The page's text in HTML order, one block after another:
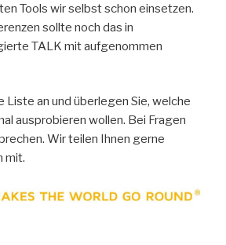
Tools wir selbst schon einsetzen.
sollte noch das in
TALK mit aufgenommen
Liste an und überlegen Sie, welche
ausprobieren wollen. Bei Fragen
Wir teilen Ihnen gerne
mit.